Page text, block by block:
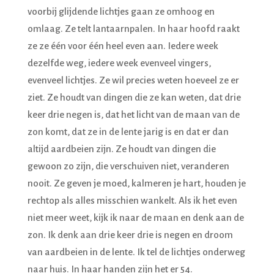
voorbij glijdende lichtjes gaan ze omhoog en
omlaag. Ze telt lantaarnpalen. In haar hoofd raakt
ze ze één voor één heel even aan. Iedere week
dezelfde weg, iedere week evenveel vingers,
evenveel lichtjes. Ze wil precies weten hoeveel ze er
ziet. Ze houdt van dingen die ze kan weten, dat drie
keer drie negen is, dat het licht van de maan van de
zon komt, dat ze in de lente jarig is en dat er dan
altijd aardbeien zijn. Ze houdt van dingen die
gewoon zo zijn, die verschuiven niet, veranderen
nooit. Ze geven je moed, kalmeren je hart, houden je
rechtop als alles misschien wankelt. Als ik het even
niet meer weet, kijk ik naar de maan en denk aan de
zon. Ik denk aan drie keer drie is negen en droom
van aardbeien in de lente. Ik tel de lichtjes onderweg
naar huis. In haar handen zijn het er 54.